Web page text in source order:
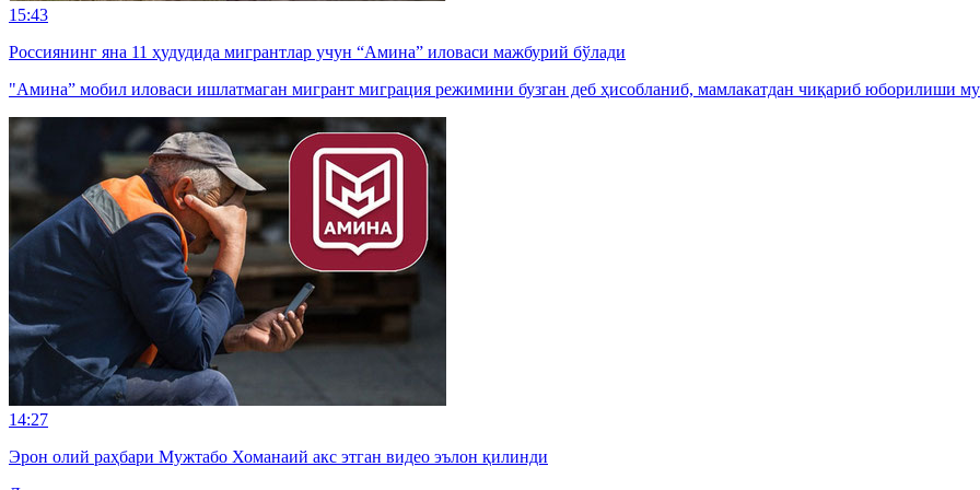
15:43
Россиянинг яна 11 ҳудудида мигрантлар учун “Амина” иловаси мажбурий бўлади
"Амина” мобил иловаси ишлатмаган мигрант миграция режимини бузган деб ҳисобланиб, мамлакатдан чиқариб юборилиши
14:27
Эрон олий раҳбари Мужтабо Хоманаий акс этган видео эълон қилинди